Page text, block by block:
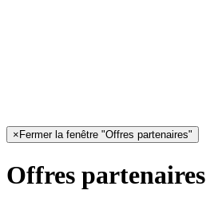
× Fermer la fenêtre "Offres partenaires"
Offres partenaires